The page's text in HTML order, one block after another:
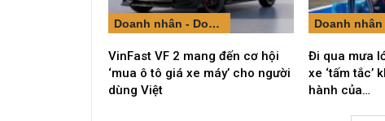
Doanh nhân - Doanh nghiệp
VinFast VF 2 mang đến cơ hội
‘mua ô tô giá xe máy’ cho người
dùng Việt
Đi qua mưa
xe ‘tấm tắc’
hành của…